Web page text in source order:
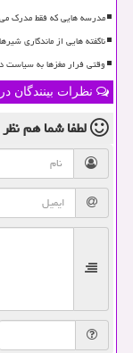
مدرسه هایی که فقط مدرک
ناگفته هایی از ماندگاری
وقتی فرار مغزها به
نظرات بینندگان
لطفا شما هم